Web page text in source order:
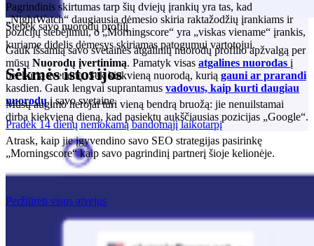
Stebėk savo nuorodų profilį
Gauk išsamią savo svetainės atgalinių nuorodų profilio apžvalgą per
mūsų Nuorodų įvertinimą. Pamatyk visas atgalines nuorodas į
bet kurią svetainę. Sek kiekvieną nuorodą, kurią gauni ar prarandi
kasdien. Gauk lengvai suprantamus vadovus, kaip kurti daugiau
nuorodųį savo svetainę.
Pradėk 14 dienų nemokamą bandomąjį laikotarpį
Pagrindinis skirtumas tarp šių dviejų įrankių yra tas, kad
„NightWatch“ daugiausia dėmesio skiria raktažodžių įrankiams ir
pozicijų stebėjimui, o „Morningscore“ yra „viskas viename“ įrankis,
kuriame didelis dėmesys skiriamas patogumui vartotojui.
Sėkmės istorijos
Mūsų augimo herojai turi vieną bendrą bruožą: jie nenuilstamai
dirba kiekvieną dieną, kad pasiektų aukščiausias pozicijas „Google“.
Atrask, kaip jie įgyvendino savo SEO strategijas pasirinkę
„Morningscore“ kaip savo pagrindinį partnerį šioje kelionėje.
Peržiūrėti visus atvejus